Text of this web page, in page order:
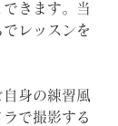
きます。当
レッスンを
身の練習風
で撮影する